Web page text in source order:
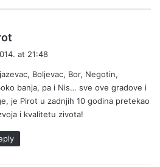
s
:
at 21:48
Boljevac, Bor, Negotin,
banja, pa i Nis… sve ove gradove i
je Pirot u zadnjih 10 godina pretekao
i kvalitetu zivota!